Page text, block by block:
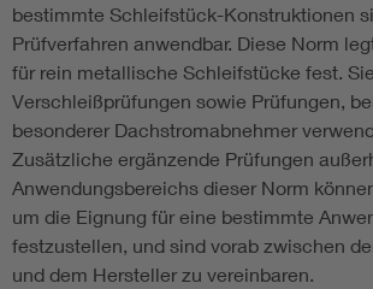
Elektrofachkraft (EFK)
bestimmte Schleifstück-Konstruktionen
Prüfverfahren anwendbar. Diese Norm
für rein metallische Schleifstücke fest.
Verschleißprüfungen sowie Prüfungen,
besonderer Dachstromabnehmer
Zusätzliche ergänzende Prüfungen
Anwendungsbereichs dieser Norm
um die Eignung für eine bestimmte
festzustellen, und sind vorab zwischen
und dem Hersteller zu vereinbaren.